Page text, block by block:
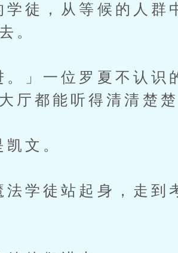
徒，从等候的人群
。
」一位罗夏不认识
厅都能听得清清楚楚
文。
学徒站起身，走到